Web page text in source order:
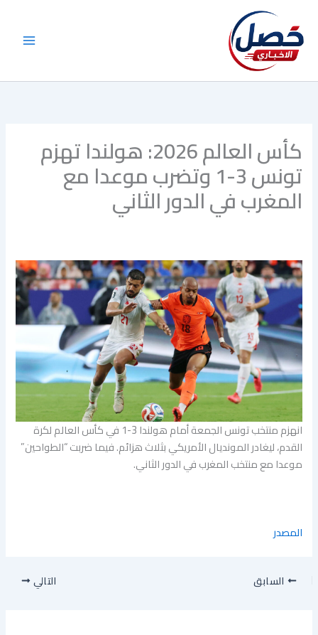
المحتوى
كأس العالم 2026: هولندا تهزم
تونس 3-1 وتضرب موعدا مع
المغرب في الدور الثاني
انهزم منتخب تونس الجمعة أمام هولندا 3-1 في كأس العالم لكرة
القدم، ليغادر المونديال الأمريكي بثلاث هزائم. فيما ضربت “الطواحين”
موعدا مع منتخب المغرب في الدور الثاني.
المصدر
السابق التالي